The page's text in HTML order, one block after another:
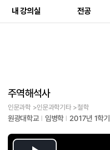
내 강의실 전공
주역해석사
인문과학 >인문과학기타 >철학
원광대학교 임병학 2017년 1학기